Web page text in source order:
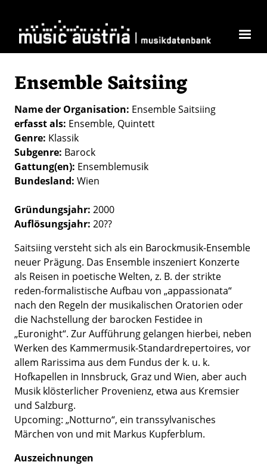
Ensemble Saitsiing
Name der Organisation Ensemble Saitsiing
erfasst als Ensemble Quintett
Genre Klassik
Subgenre Barock
Gattung(en) Ensemblemusik
Bundesland Wien
Gründungsjahr: 2000
Auflösungsjahr: 20??
Saitsiing versteht sich als ein Barockmusik-Ensemble
neuer Prägung. Das Ensemble inszeniert Konzerte
als Reisen in poetische Welten, z. B. der strikte
reden-formalistische Aufbau von „appassionata“
nach den Regeln der musikalischen Oratorien oder
die Nachstellung der barocken Festidee in
„Euronight“. Zur Aufführung gelangen hierbei, neben
Werken des Kammermusik-Standardrepertoires, vor
allem Rarissima aus dem Fundus der k. u. k.
Hofkapellen in Innsbruck, Graz und Wien, aber auch
Musik klösterlicher Provenienz, etwa aus Kremsier
und Salzburg.
Upcoming: „Notturno“, ein transsylvanisches
Märchen von und mit Markus Kupferblum.
Auszeichnungen